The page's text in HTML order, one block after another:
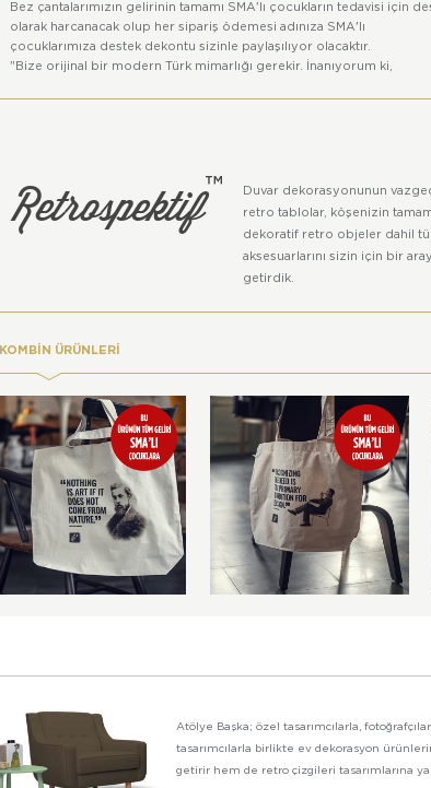
Bez çantalarımızın gelirinin tamamı SMA'lı çocukların tedavisi için
olarak harcanacak olup her sipariş ödemesi adınıza SMA'lı
çocuklarımıza destek dekontu sizinle paylaşılıyor olacaktır.
"Bize orijinal bir modern Türk mimarlığı gerekir. İnanıyorum ki,
Retrospektif™
Duvar dekorasyonunun
retro tablolar, köşenizin
dekoratif retro objeler dahil
aksesuarlarını sizin için bir
getirdik.
KOMBİN ÜRÜNLERİ
Atölye Başka; özel tasarımcılarla,
tasarımcılarla birlikte ev dekorasyon
getirir hem de retro çizgileri tasarımlarına